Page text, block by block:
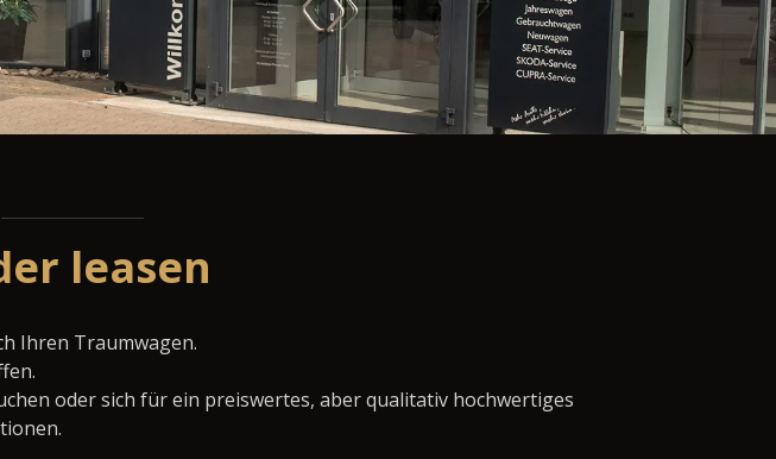
leasen
Ihren Traumwagen.
oder sich für ein preiswertes, aber qualitativ hochwertiges